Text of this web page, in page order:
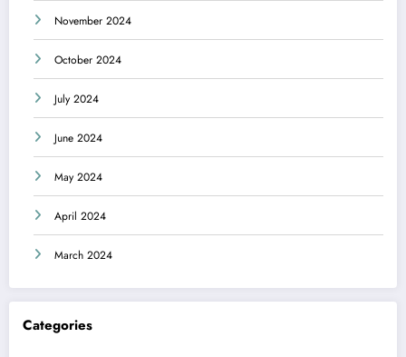
November 2024
October 2024
July 2024
June 2024
May 2024
April 2024
March 2024
Categories